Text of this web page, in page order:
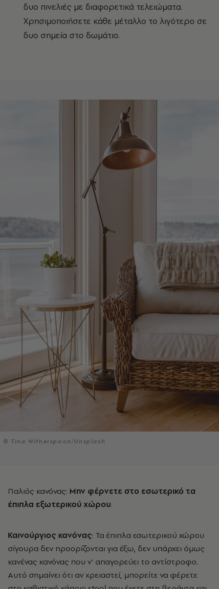
δυο πινελιές με διαφορετικά τελειώματα.
Χρησιμοποιήσετε κάθε μέταλλο το λιγότερο σε
δυο σημεία στο δωμάτιο.
© Tina Witherspoon/Unsplash
Παλιός κανόνας: Μην φέρνετε στο εσωτερικό τα
έπιπλα εξωτερικού χώρου.
Καινούργιος κανόνας: Τα έπιπλα εσωτερικού χώρου
σίγουρα δεν προορίζονται για έξω, δεν υπάρχει όμως
κανένας κανόνας που ν’ απαγορεύει το αντίστροφο.
Αυτό σημαίνει ότι αν χρειαστεί, μπορείτε να φέρετε